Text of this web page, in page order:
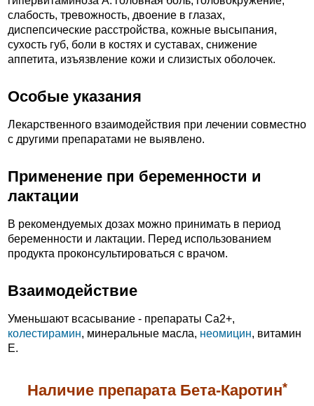
слабость, тревожность, двоение в глазах,
диспепсические расстройства, кожные высыпания,
сухость губ, боли в костях и суставах, снижение
аппетита, изъязвление кожи и слизистых оболочек.
Особые указания
Лекарственного взаимодействия при лечении совместно
с другими препаратами не выявлено.
Применение при беременности и
лактации
В рекомендуемых дозах можно принимать в период
беременности и лактации. Перед использованием
продукта проконсультироваться с врачом.
Взаимодействие
Уменьшают всасывание - препараты Ca2+,
колестирамин, минеральные масла, неомицин, витамин
Е.
Наличие препарата Бета-Каротин*